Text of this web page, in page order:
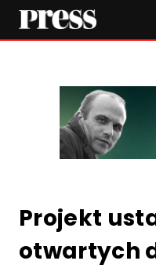
Projekt
otwartych